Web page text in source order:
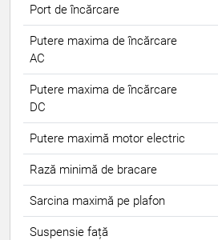
Port de încărcare
Putere maxima de încărcare
AC
Putere maxima de încărcare
DC
Putere maximă motor electric
Rază minimă de bracare
Sarcina maximă pe plafon
Suspensie față